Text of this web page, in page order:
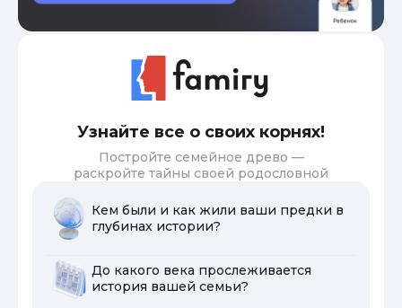
Узнайте все о своих корнях!
Постройте семейное древо —
раскройте тайны своей родословной
Кем были и как жили ваши предки в
глубинах истории?
До какого века прослеживается
история вашей семьи?